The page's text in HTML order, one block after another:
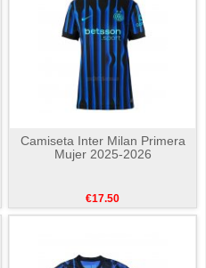
Camiseta Inter Milan Primera
Mujer 2025-2026
€17.50